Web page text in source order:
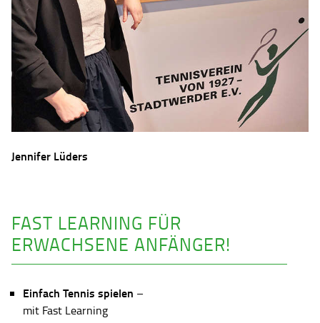
Jennifer Lüders
FAST LEARNING FÜR
ERWACHSENE ANFÄNGER!
Einfach Tennis spielen –
mit Fast Learning